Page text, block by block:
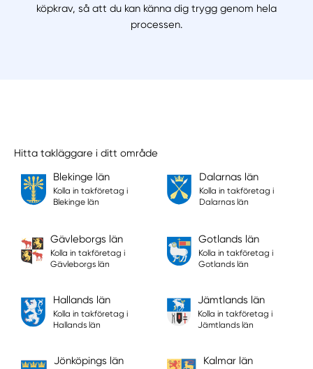
köpkrav, så att du kan känna dig trygg genom hela
processen.
Hitta takläggare i ditt område
Blekinge län
Kolla in takföretag i
Blekinge län
Dalarnas län
Kolla in takföretag i
Dalarnas län
Gävleborgs län
Kolla in takföretag i
Gävleborgs län
Gotlands län
Kolla in takföretag i
Gotlands län
Hallands län
Kolla in takföretag i
Hallands län
Jämtlands län
Kolla in takföretag i
Jämtlands län
Jönköpings län Kalmar län